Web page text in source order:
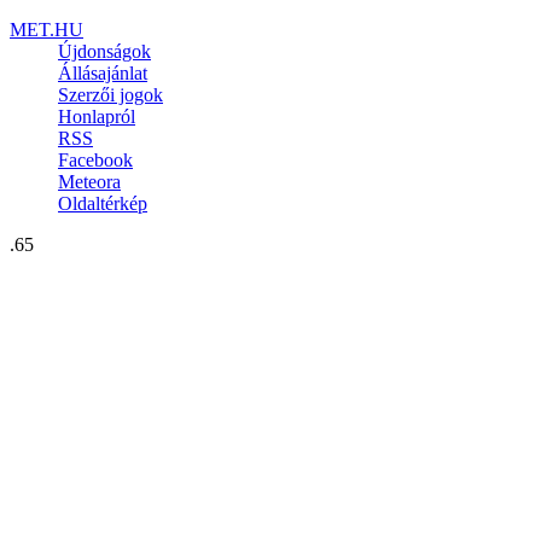
MET.HU
Újdonságok
Állásajánlat
Szerzői jogok
Honlapról
RSS
Facebook
Meteora
Oldaltérkép
.65